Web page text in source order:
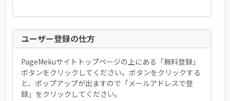
ユーザー登録の仕方
PageMekuサイトトップページの上にある「無料登録」
ボタンをクリックしてください。ボタンをクリックする
と、ポップアップが出ますので「メールアドレスで登
録」をクリックしてください。